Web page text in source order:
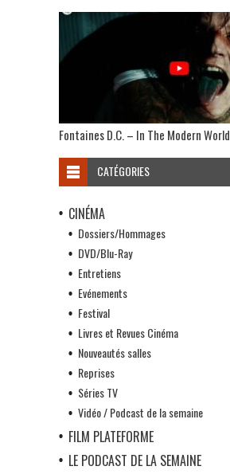
Fontaines D.C. – In The Modern World
CATÉGORIES
CINÉMA
Dossiers/Hommages
DVD/Blu-Ray
Entretiens
Evénements
Festival
Livres et Revues Cinéma
Nouveautés salles
Reprises
Séries TV
Vidéo / Podcast de la semaine
FILM PLATEFORME
LE PODCAST DE LA SEMAINE